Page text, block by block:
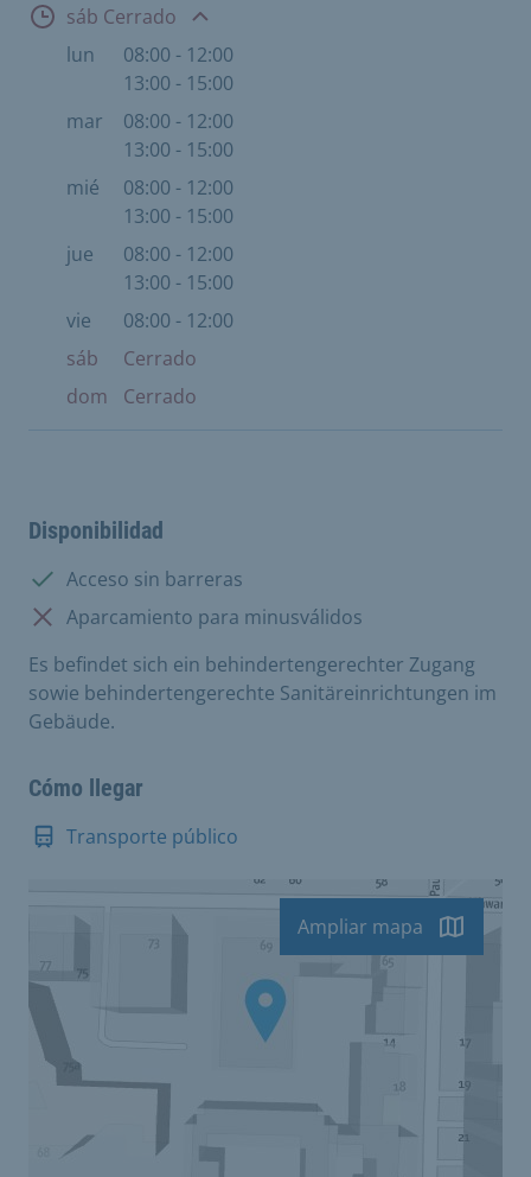
Abiertosáb Cerrado
lun
08:00 - 12:00
13:00 - 15:00
mar
08:00 - 12:00
13:00 - 15:00
mié
08:00 - 12:00
13:00 - 15:00
jue
08:00 - 12:00
13:00 - 15:00
vie
08:00 - 12:00
sáb
Cerrado
dom
Cerrado
Disponibilidad
Disponible:
Acceso sin barreras
No disponible:
Aparcamiento para minusválidos
Es befindet sich ein behindertengerechter Zugang
sowie behindertengerechte Sanitäreinrichtungen im
Gebäude.
Cómo llegar
Transporte público
Ampliar mapa